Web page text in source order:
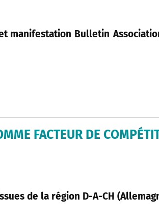
manifestation Bulletin
FACTEUR DE
de la région D-A-CH